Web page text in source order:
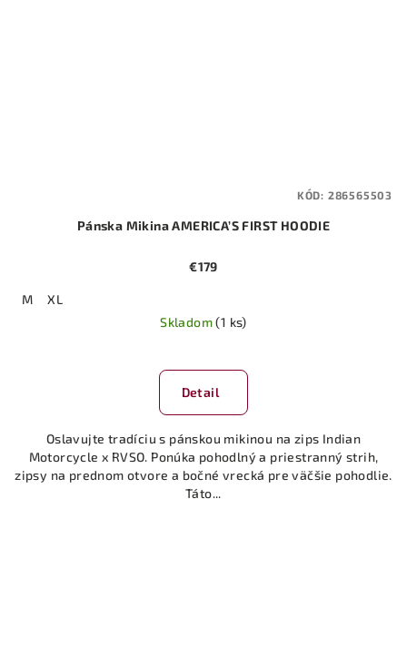
Pánska Mikina AMERICA’S FIRST HOODIE
€179
M
XL
Skladom(1 ks)
Detail
Oslavujte tradíciu s pánskou mikinou na zips Indian
Motorcycle x RVSO. Ponúka pohodlný a priestranný strih,
zipsy na prednom otvore a bočné vrecká pre väčšie pohodlie.
Táto...
KÓD: 286565503